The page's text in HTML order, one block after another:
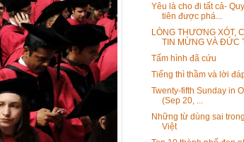
Yêu là cho đi tất cả-
tiên được phá...
LÒNG THƯƠNG XÓT,
TIN MỪNG VÀ ĐỨC
Tấm hình đã cứu
Tiếng thì thầm và lời
Twenty-fifth Sunday in
(Sep 20, ...
Những từ dùng sai
Việt